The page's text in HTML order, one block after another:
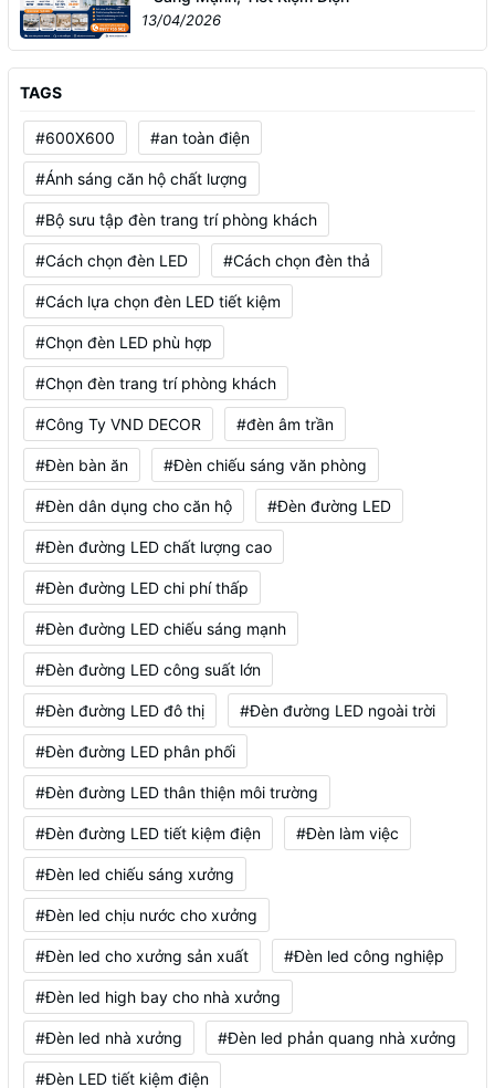
13/04/2026
TAGS
#600X600 #an toàn điện
#Ánh sáng căn hộ chất lượng
#Bộ sưu tập đèn trang trí phòng khách
#Cách chọn đèn LED #Cách chọn đèn thả
#Cách lựa chọn đèn LED tiết kiệm
#Chọn đèn LED phù hợp
#Chọn đèn trang trí phòng khách
#Công Ty VND DECOR #đèn âm trần
#Đèn bàn ăn #Đèn chiếu sáng văn phòng
#Đèn dân dụng cho căn hộ #Đèn đường LED
#Đèn đường LED chất lượng cao
#Đèn đường LED chi phí thấp
#Đèn đường LED chiếu sáng mạnh
#Đèn đường LED công suất lớn
#Đèn đường LED đô thị #Đèn đường LED ngoài trời
#Đèn đường LED phân phối
#Đèn đường LED thân thiện môi trường
#Đèn đường LED tiết kiệm điện #Đèn làm việc
#Đèn led chiếu sáng xưởng
#Đèn led chịu nước cho xưởng
#Đèn led cho xưởng sản xuất #Đèn led công nghiệp
#Đèn led high bay cho nhà xưởng
#Đèn led nhà xưởng #Đèn led phản quang nhà xưởng
#Đèn LED tiết kiệm điện